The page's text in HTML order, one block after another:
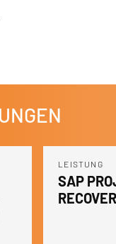
LEISTUNG
SAP